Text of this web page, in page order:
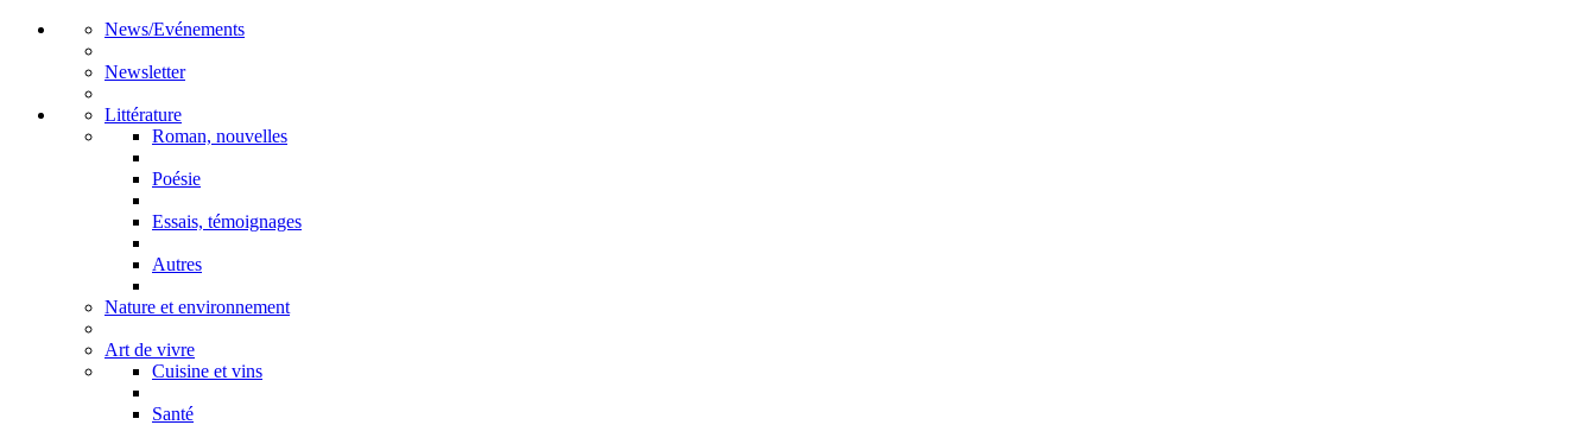
News/Evénements
Newsletter
Littérature
Roman, nouvelles
Poésie
Essais, témoignages
Autres
Nature et environnement
Art de vivre
Cuisine et vins
Santé